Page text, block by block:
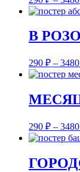
В
290 ₽ – 3480
290 ₽ – 3480